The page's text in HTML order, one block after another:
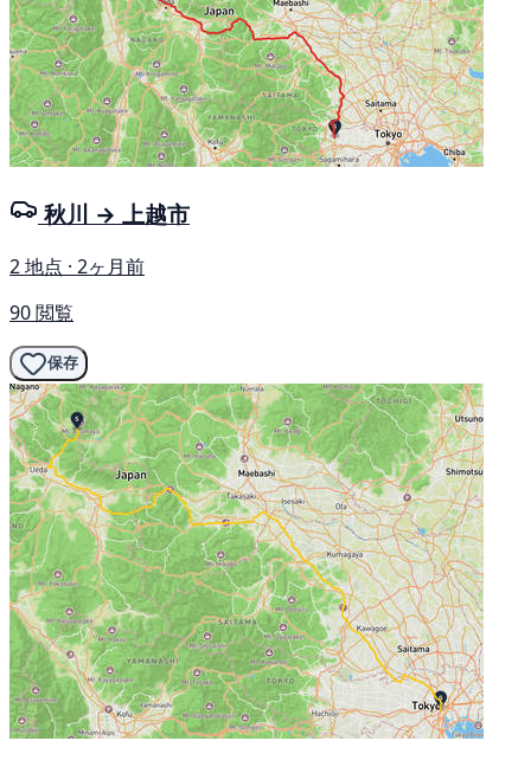
秋川 → 上越市
2 地点 · 2ヶ月前
90 閲覧
保存